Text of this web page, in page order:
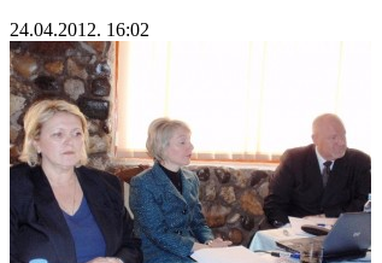
24.04.2012. 16:02